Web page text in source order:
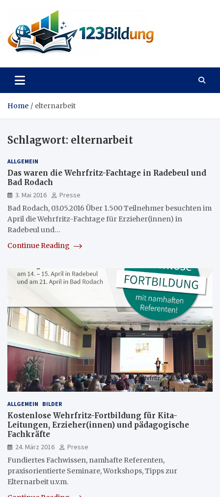
content
123Bildung
Home elternarbeit
Schlagwort: elternarbeit
ALLGEMEIN
Das waren die Wehrfritz-Fachtage in Radebeul und
Bad Rodach
3. Mai 2016
Presse
Bad Rodach, 03.05.2016 Über 1.500 Teilnehmer besuchten im
April die Wehrfritz-Fachtage für Erzieher(innen) in
Radebeul und…
Continue Reading
ALLGEMEIN BILDER
Kostenlose Wehrfritz-Fortbildung für Kita-
Leitungen, Erzieher(innen) und pädagogische
Fachkräfte
24. März 2016
Presse
Fundiertes Fachwissen, namhafte Referenten,
praxisorientierte Seminare, Workshops, Tipps zur
Elternarbeit u.v.m.